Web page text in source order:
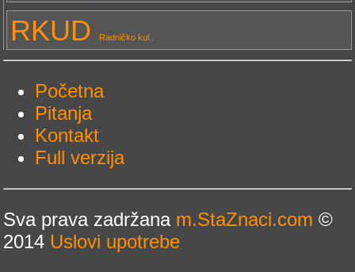
RKUD Radničko kul..
Početna
Pitanja
Kontakt
Full verzija
Sva prava zadržana m.StaZnaci.com ©
2014 Uslovi upotrebe